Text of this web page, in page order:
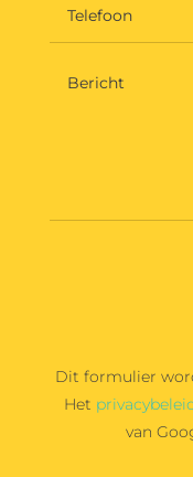
Dit formulier
Het
van